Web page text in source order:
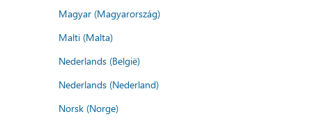
Magyar (Magyarország)
Malti (Malta)
Nederlands (België)
Nederlands (Nederland)
Norsk (Norge)